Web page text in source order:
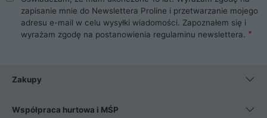
zapisanie mnie do Newslettera Proline i przetwarzanie mojego
adresu e-mail w celu wysyłki wiadomości. Zapoznałem się i
wyrażam zgodę na postanowienia regulaminu newslettera.
Zakupy
Współpraca hurtowa i MŚP